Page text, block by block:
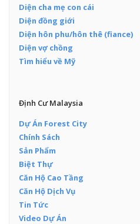
Diện cha mẹ con cái
Diện đồng giới
Diện hôn phu/hôn thê (fiance)
Diện vợ chồng
Tìm hiểu về Mỹ
Định Cư Malaysia
Dự Án Forest City
Chính Sách
Sản Phẩm
Biệt Thự
Căn Hộ Cao Tầng
Căn Hộ Dịch Vụ
Tin Tức
Video Dự Án